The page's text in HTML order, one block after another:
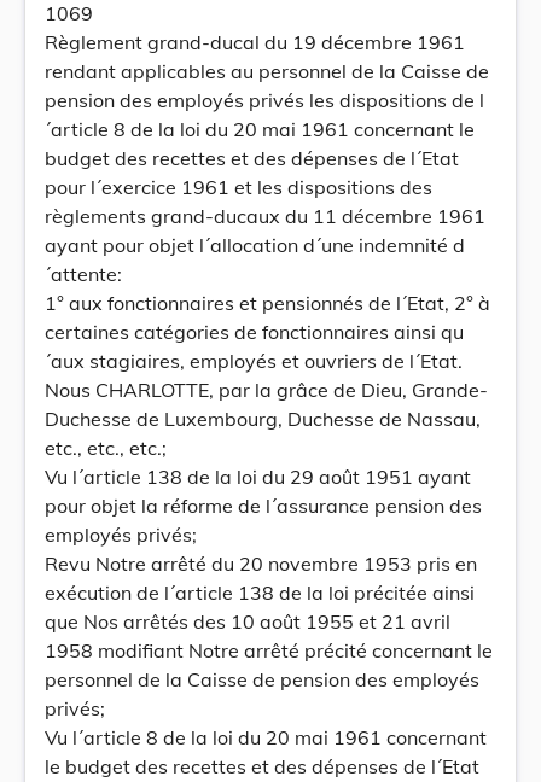
1069
Règlement grand-ducal du 19 décembre 1961
rendant applicables au personnel de la Caisse de
pension des employés privés les dispositions de l
´article 8 de la loi du 20 mai 1961 concernant le
budget des recettes et des dépenses de l´Etat
pour l´exercice 1961 et les dispositions des
règlements grand-ducaux du 11 décembre 1961
ayant pour objet l´allocation d´une indemnité d
´attente:
1° aux fonctionnaires et pensionnés de l´Etat, 2° à
certaines catégories de fonctionnaires ainsi qu
´aux stagiaires, employés et ouvriers de l´Etat.
Nous CHARLOTTE, par la grâce de Dieu, Grande-
Duchesse de Luxembourg, Duchesse de Nassau,
etc., etc., etc.;
Vu l´article 138 de la loi du 29 août 1951 ayant
pour objet la réforme de l´assurance pension des
employés privés;
Revu Notre arrêté du 20 novembre 1953 pris en
exécution de l´article 138 de la loi précitée ainsi
que Nos arrêtés des 10 août 1955 et 21 avril
1958 modifiant Notre arrêté précité concernant le
personnel de la Caisse de pension des employés
privés;
Vu l´article 8 de la loi du 20 mai 1961 concernant
le budget des recettes et des dépenses de l´Etat